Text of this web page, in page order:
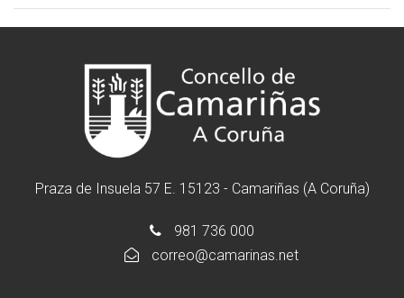
Praza de Insuela 57 E. 15123 - Camariñas (A Coruña)
981 736 000
correo@camarinas.net